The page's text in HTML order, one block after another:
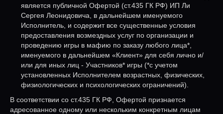
является публичной Офертой (ст.435 ГК РФ) ИП Ли
Сергея Леонидовича, в дальнейшем именуемого
Исполнитель, и содержит все существенные условия
предоставления возмездных услуг по организации и
проведению игры в мафию по заказу любого лица*,
именуемого в дальнейшем «Клиент» для себя лично и/
или для иных лиц - Участников* игры (*с учетом
установленных Исполнителем возрастных, физических,
физиологических и психологических ограничений).
В соответствии со ст.435 ГК РФ, Офертой признается
адресованное одному или нескольким конкретным лицам